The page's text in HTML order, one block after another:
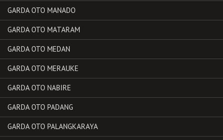
GARDA OTO MANADO
GARDA OTO MATARAM
GARDA OTO MEDAN
GARDA OTO MERAUKE
GARDA OTO NABIRE
GARDA OTO PADANG
GARDA OTO PALANGKARAYA